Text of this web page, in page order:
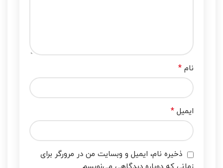
نام *
ایمیل *
ذخیره نام، ایمیل و وبسایت من در مرورگر برای